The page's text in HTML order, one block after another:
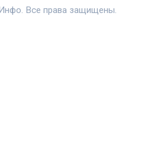
Все права защищены.